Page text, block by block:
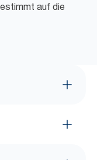
auf die